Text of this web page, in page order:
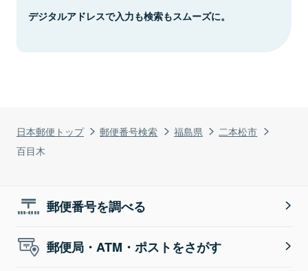
日本郵便トップ 郵便番号検索 福島県
二本松市
百目木
デジタルアドレスで入力も検索もスムーズに。
郵便番号を調べる
郵便局・ATM・ポストをさがす